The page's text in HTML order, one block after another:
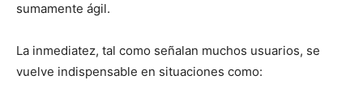
sumamente ágil.
La inmediatez, tal como señalan muchos usuarios, se
vuelve indispensable en situaciones como: